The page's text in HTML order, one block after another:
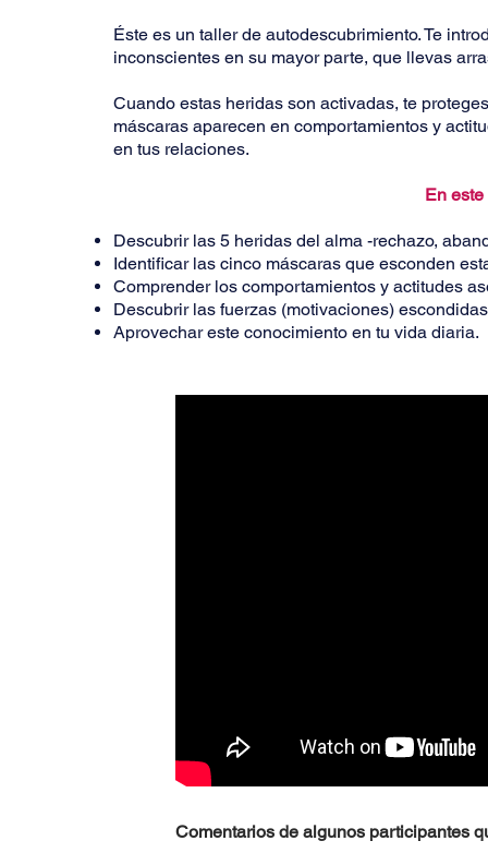
Éste es un taller de autodescubrimiento. Te
inconscientes en su mayor parte, que llevas
Cuando estas heridas son activadas, te
máscaras aparecen en comportamientos y
en tus relaciones.
En
Descubrir las 5 heridas del alma -rechazo,
Identificar las cinco máscaras que esconden
Comprender los comportamientos y actitudes
Descubrir las fuerzas (motivaciones)
Aprovechar este conocimiento en tu vida diaria.
Comentarios de algunos participantes